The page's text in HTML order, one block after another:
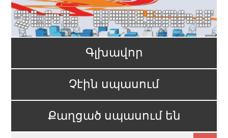
Գլխավոր
Չէին սպասում
Քաղցած սպասում են